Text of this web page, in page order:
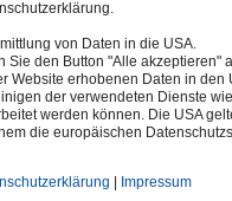
mA, IP65
für POW LED Module
350mA +- 5%
von Daten in die USA.
Sie den Button "Alle akzeptieren"
Website erhobenen Daten in den
der verwendeten Dienste
werden können. Die USA
die europäischen
| Impressum